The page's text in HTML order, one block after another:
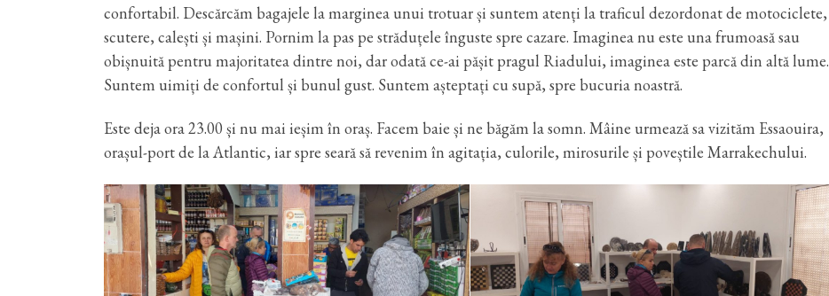
confortabil. Descărcăm bagajele la marginea unui trotuar și suntem atenți la traficul dezordonat de motociclete,
scutere, calești și mașini. Pornim la pas pe străduțele înguste spre cazare. Imaginea nu este una frumoasă sau
obișnuită pentru majoritatea dintre noi, dar odată ce-ai pășit pragul Riadului, imaginea este parcă din altă lume.
Suntem uimiți de confortul și bunul gust. Suntem așteptați cu supă, spre bucuria noastră.
Este deja ora 23.00 și nu mai ieșim în oraș. Facem baie și ne băgăm la somn. Mâine urmează sa vizităm Essaouira,
orașul-port de la Atlantic, iar spre seară să revenim în agitația, culorile, mirosurile și poveștile Marrakechului.